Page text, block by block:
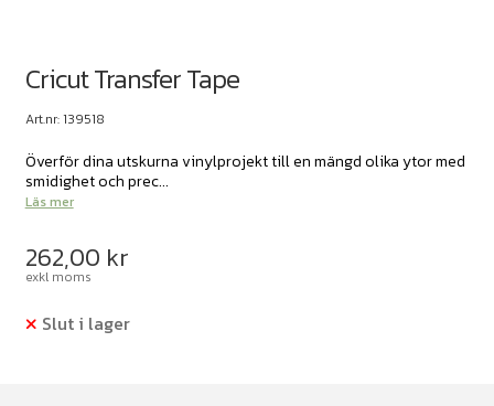
Cricut Transfer Tape
Art.nr: 139518
Överför dina utskurna vinylprojekt till en mängd olika ytor med
smidighet och prec...
Läs mer
262,00 kr
exkl moms
Slut i lager